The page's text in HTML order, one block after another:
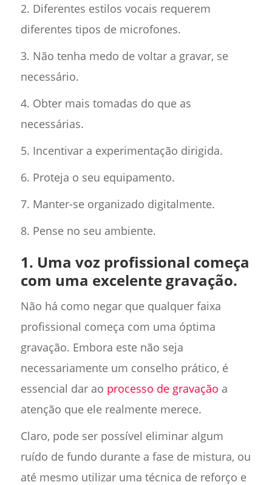
2. Diferentes estilos vocais requerem
diferentes tipos de microfones.
3. Não tenha medo de voltar a gravar, se
necessário.
4. Obter mais tomadas do que as
necessárias.
5. Incentivar a experimentação dirigida.
6. Proteja o seu equipamento.
7. Manter-se organizado digitalmente.
8. Pense no seu ambiente.
1. Uma voz profissional começa
com uma excelente gravação.
Não há como negar que qualquer faixa
profissional começa com uma óptima
gravação. Embora este não seja
necessariamente um conselho prático, é
essencial dar ao processo de gravação a
atenção que ele realmente merece.
Claro, pode ser possível eliminar algum
ruído de fundo durante a fase de mistura, ou
até mesmo utilizar uma técnica de reforço e